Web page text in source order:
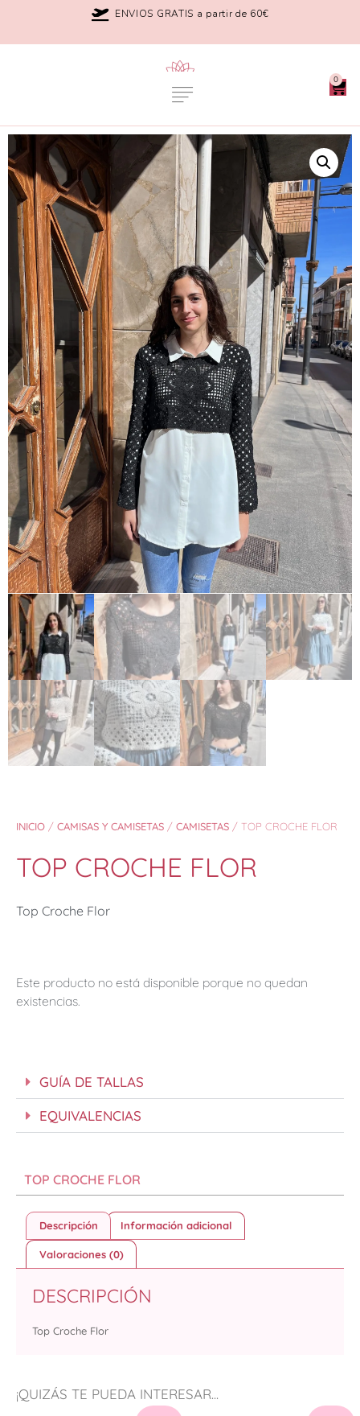
ENVIOS GRATIS a partir de 60€
0
INICIO / CAMISAS Y CAMISETAS / CAMISETAS / TOP CROCHE FLOR
TOP CROCHE FLOR
Top Croche Flor
Este producto no está disponible porque no quedan
existencias.
GUÍA DE TALLAS
EQUIVALENCIAS
¡QUIZÁS TE PUEDA INTERESAR...
TOP CROCHE FLOR
Descripción Información adicional
Valoraciones (0)
DESCRIPCIÓN
Top Croche Flor